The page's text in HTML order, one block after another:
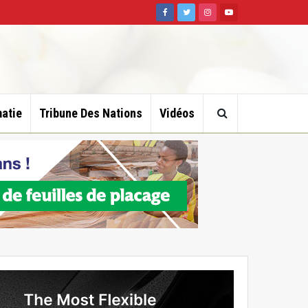
Tribune Des Nations Vidéos